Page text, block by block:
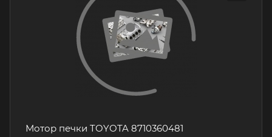
Мотор печки TOYOTA 8710360481